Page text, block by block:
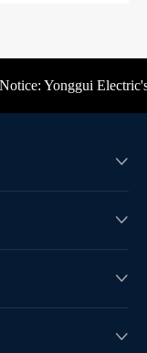
Yonggui Electric's



